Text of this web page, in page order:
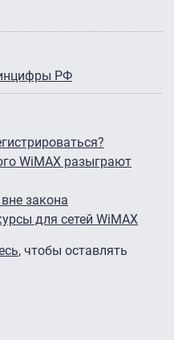
РФ
WiMAX разыграют
закона
для сетей WiMAX
, чтобы оставлять